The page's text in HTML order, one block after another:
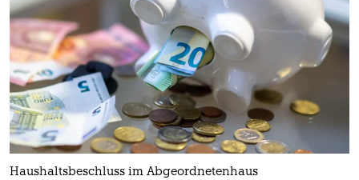
Haushaltsbeschluss im Abgeordnetenhaus